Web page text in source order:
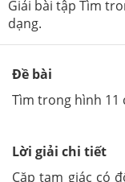
Giải bài tập Tìm
dạng.
Đề bài
Tìm trong hình 11
Lời giải chi tiết
Cặp tam giác có